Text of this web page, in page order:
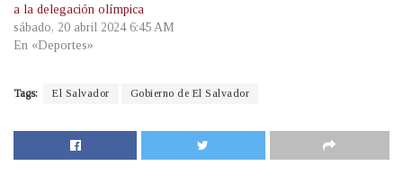
a la delegación olímpica
sábado, 20 abril 2024 6:45 AM
En «Deportes»
Tags: El Salvador Gobierno de El Salvador